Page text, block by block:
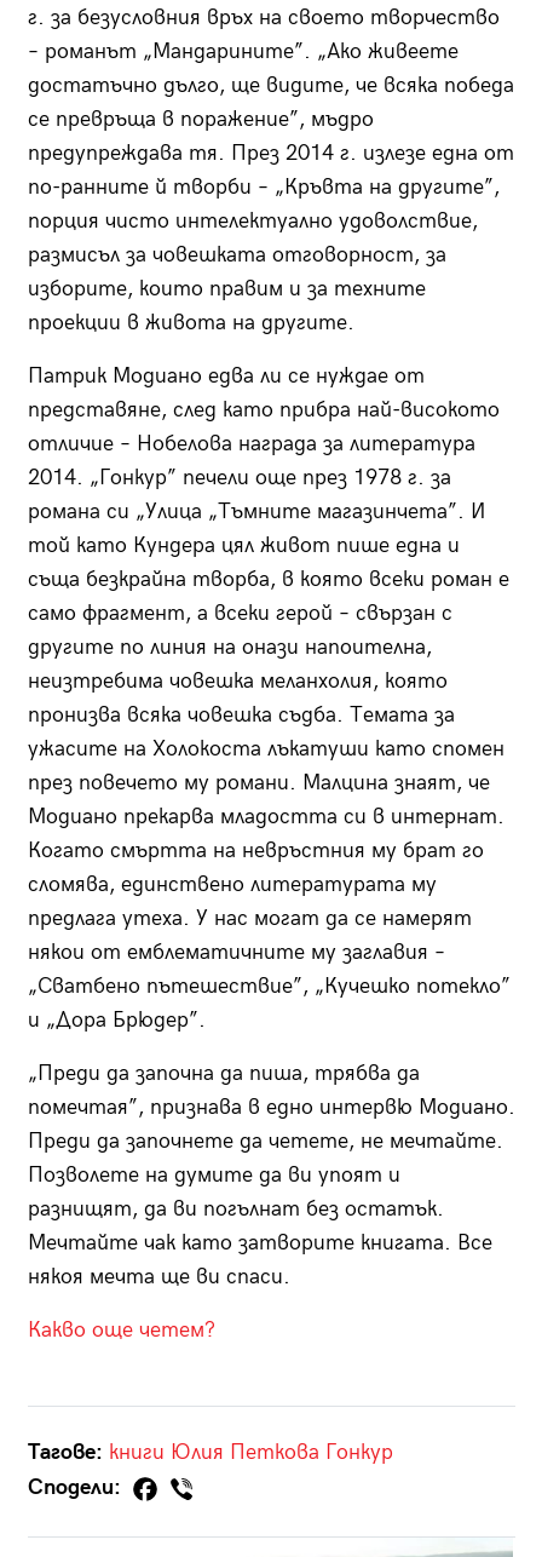
г. за безусловния връх на своето творчество
– романът „Мандарините”. „Ако живеете
достатъчно дълго, ще видите, че всяка победа
се превръща в поражение”, мъдро
предупреждава тя. През 2014 г. излезе една от
по-ранните й творби – „Кръвта на другите”,
порция чисто интелектуално удоволствие,
размисъл за човешката отговорност, за
изборите, които правим и за техните
проекции в живота на другите.
Патрик Модиано едва ли се нуждае от
представяне, след като прибра най-високото
отличие – Нобелова награда за литература
2014. „Гонкур” печели още през 1978 г. за
романа си „Улица „Тъмните магазинчета”. И
той като Кундера цял живот пише една и
съща безкрайна творба, в която всеки роман е
само фрагмент, а всеки герой – свързан с
другите по линия на онази напоителна,
неизтребима човешка меланхолия, която
пронизва всяка човешка съдба. Темата за
ужасите на Холокоста лъкатуши като спомен
през повечето му романи. Малцина знаят, че
Модиано прекарва младостта си в интернат.
Когато смъртта на невръстния му брат го
сломява, единствено литературата му
предлага утеха. У нас могат да се намерят
някои от емблематичните му заглавия –
„Сватбено пътешествие”, „Кучешко потекло”
и „Дора Брюдер”.
„Преди да започна да пиша, трябва да
помечтая”, признава в едно интервю Модиано.
Преди да започнете да четете, не мечтайте.
Позволете на думите да ви упоят и
разнищят, да ви погълнат без остатък.
Мечтайте чак като затворите книгата. Все
някоя мечта ще ви спаси.
Какво още четем?
Тагове: книги Юлия Петкова Гонкур
Сподели: